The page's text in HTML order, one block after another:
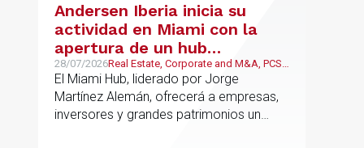
Andersen Iberia inicia su
actividad en Miami con la
apertura de un hub
estratégico para reforzar el
asesoramiento fiscal, legal y
patrimonial conectando
Europa y Latinoamérica
28/07/2026Real Estate, Corporate and M&A, PCS,
Wealth Management & Family
Business
El Miami Hub, liderado por Jorge
Martínez Alemán, ofrecerá a empresas,
inversores y grandes patrimonios un